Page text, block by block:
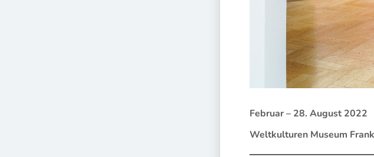
Februar – 28. August 2022
Weltkulturen Museum